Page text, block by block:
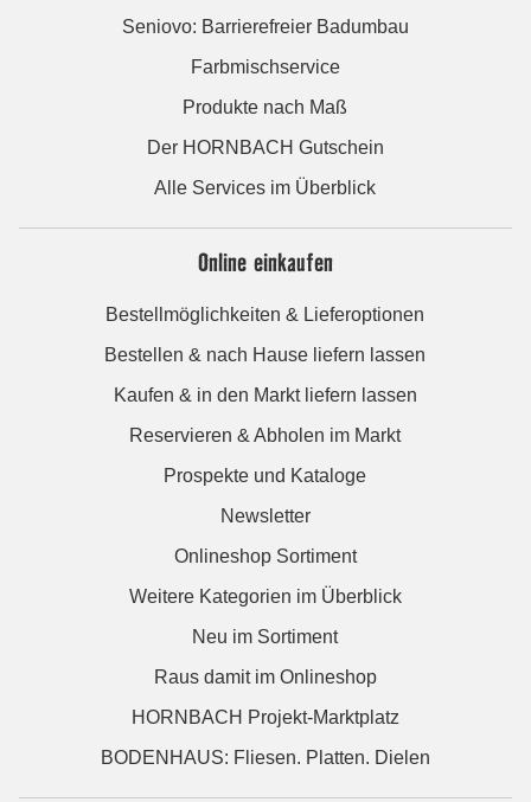
Seniovo: Barrierefreier Badumbau
Farbmischservice
Produkte nach Maß
Der HORNBACH Gutschein
Alle Services im Überblick
Online einkaufen
Bestellmöglichkeiten & Lieferoptionen
Bestellen & nach Hause liefern lassen
Kaufen & in den Markt liefern lassen
Reservieren & Abholen im Markt
Prospekte und Kataloge
Newsletter
Onlineshop Sortiment
Weitere Kategorien im Überblick
Neu im Sortiment
Raus damit im Onlineshop
HORNBACH Projekt-Marktplatz
BODENHAUS: Fliesen. Platten. Dielen